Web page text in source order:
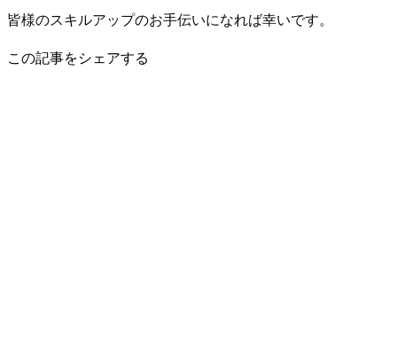
皆様のスキルアップのお手伝いになれば幸いです。
この記事をシェアする